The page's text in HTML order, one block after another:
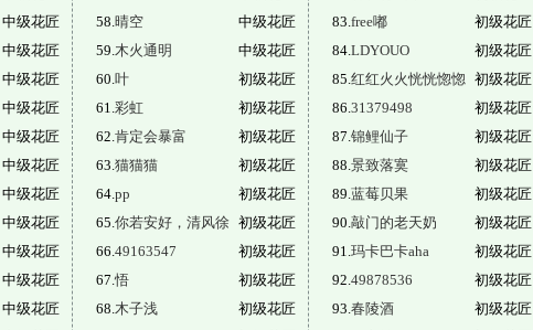
中级花匠
中级花匠
中级花匠
中级花匠
中级花匠
中级花匠
中级花匠
中级花匠
中级花匠
中级花匠
中级花匠
58.晴空
中级花匠
59.木火通明
中级花匠
60.叶
初级花匠
61.彩虹
初级花匠
62.肯定会暴富
初级花匠
63.猫猫猫
初级花匠
64.pp
初级花匠
65.你若安好，清风徐 初级花匠
66.49163547
初级花匠
67.悟
初级花匠
68.木子浅
初级花匠
83.free嘟
初级花匠
84.LDYOUO
初级花匠
85.红红火火恍恍惚惚 初级花匠
86.31379498
初级花匠
87.锦鲤仙子
初级花匠
88.景致落寞
初级花匠
89.蓝莓贝果
初级花匠
90.敲门的老天奶
初级花匠
91.玛卡巴卡aha
初级花匠
92.49878536
初级花匠
93.春陵酒
初级花匠